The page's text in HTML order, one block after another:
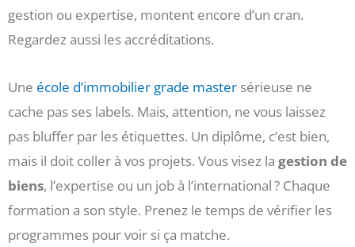
gestion ou expertise, montent encore d’un cran.
Regardez aussi les accréditations.
Une école d’immobilier grade master sérieuse ne
cache pas ses labels. Mais, attention, ne vous laissez
pas bluffer par les étiquettes. Un diplôme, c’est bien,
mais il doit coller à vos projets. Vous visez la gestion de
biens, l’expertise ou un job à l’international ? Chaque
formation a son style. Prenez le temps de vérifier les
programmes pour voir si ça matche.